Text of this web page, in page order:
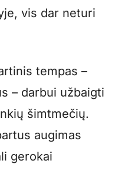
vis dar neturi
tempas –
– darbui užbaigti
šimtmečių.
augimas
gerokai